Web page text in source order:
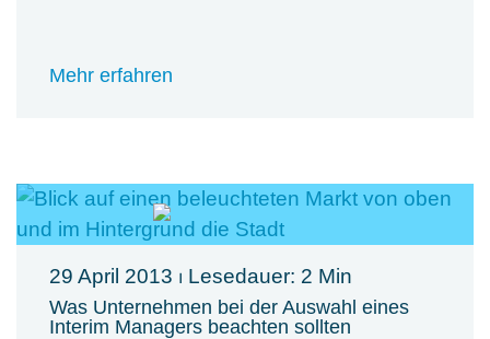
Mehr erfahren
29 April 2013 ⏐ Lesedauer: 2 Min
Was Unternehmen bei der Auswahl eines
Interim Managers beachten sollten